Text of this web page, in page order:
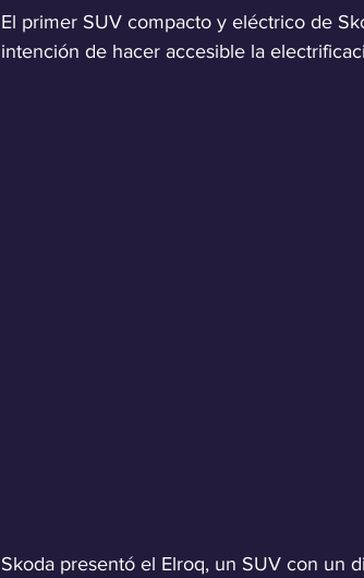
El primer SUV compacto y eléctrico de
intención de hacer accesible la
Skoda presentó el Elroq, un SUV con un